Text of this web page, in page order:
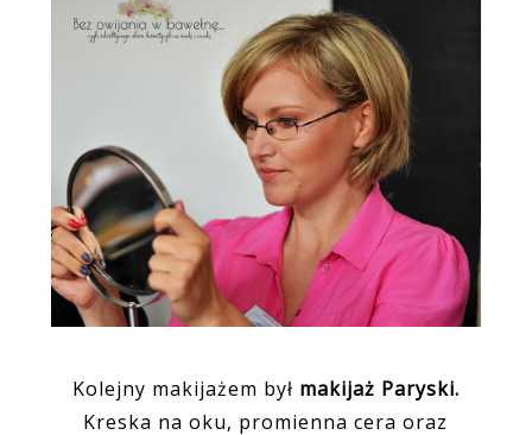
Kolejny makijażem był makijaż Paryski.
Kreska na oku, promienna cera oraz